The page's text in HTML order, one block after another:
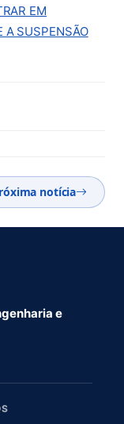
EM
A SUSPENSÃO
notícia
e